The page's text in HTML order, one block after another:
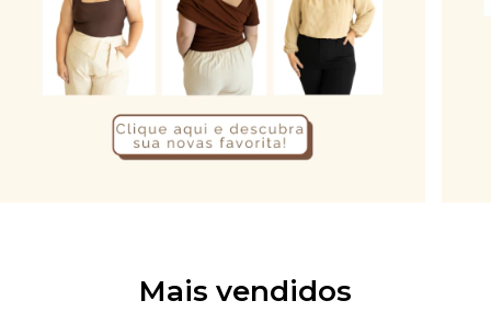
Mais vendidos